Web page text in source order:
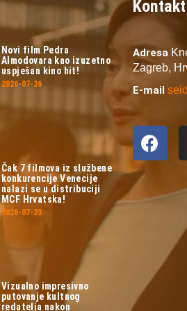
Novi film Pedra
Almodovara kao izuzetno
uspješan kino hit!
2026-07-26
Čak 7 filmova iz službene
konkurencije Venecije
nalazi se u distribuciji
MCF Hrvatska!
2026-07-23
Vizualno impresivno
putovanje kultnog
redatelja nakon
Kontakt
Adresa
Zagreb,
E-mail